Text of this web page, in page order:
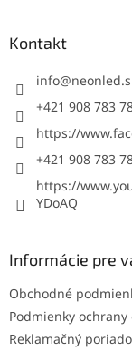
Kontakt
info@
+421 908 783
https://
+421 908 783
https://
YDoAQ
Informácie pre
Obchodné
Podmienky
Reklamačný